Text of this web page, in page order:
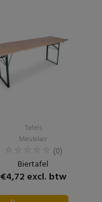
Tafels
Meubilair
(0)
Biertafel
€4,72 excl. btw